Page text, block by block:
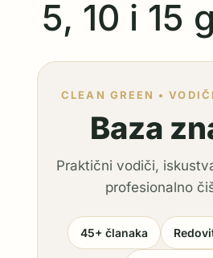
5, 10 i 15
CLEAN GREEN •
Baza
Praktični vodiči,
profesionalno
45+ članaka